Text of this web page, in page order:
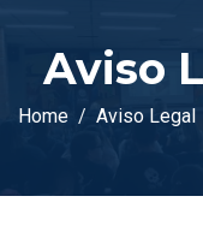
Aviso
Home Aviso Legal